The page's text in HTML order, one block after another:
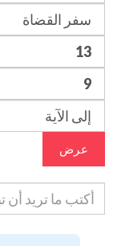
عرض